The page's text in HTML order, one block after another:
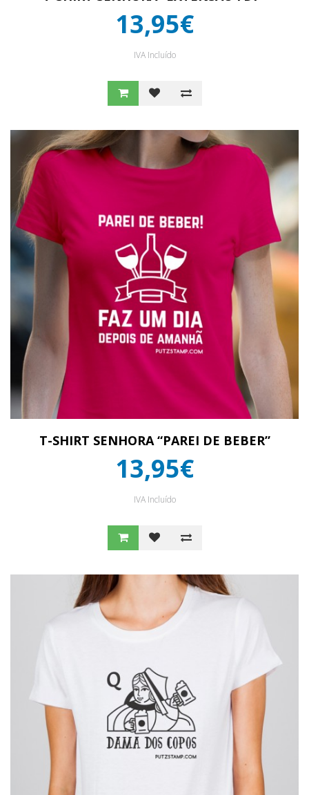
13,95€
IVA Incluído
T-SHIRT SENHORA “PAREI DE BEBER”
13,95€
IVA Incluído